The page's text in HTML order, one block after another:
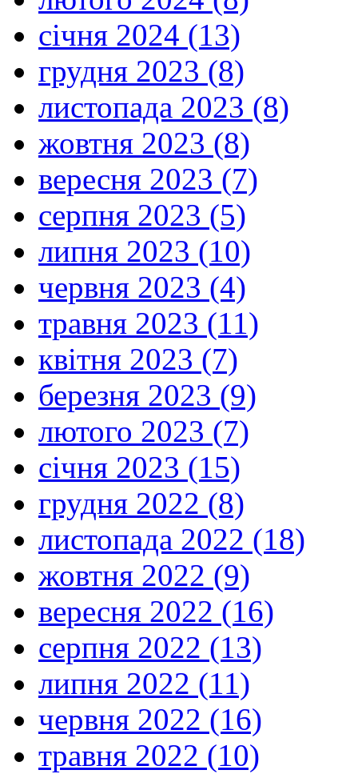
січня 2024 (13)
грудня 2023 (8)
листопада 2023 (8)
жовтня 2023 (8)
вересня 2023 (7)
серпня 2023 (5)
липня 2023 (10)
червня 2023 (4)
травня 2023 (11)
квітня 2023 (7)
березня 2023 (9)
лютого 2023 (7)
січня 2023 (15)
грудня 2022 (8)
листопада 2022 (18)
жовтня 2022 (9)
вересня 2022 (16)
серпня 2022 (13)
липня 2022 (11)
червня 2022 (16)
травня 2022 (10)